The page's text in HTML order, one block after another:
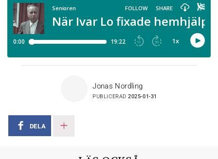
Jonas Nordling
PUBLICERAD2025-01-31
DELA